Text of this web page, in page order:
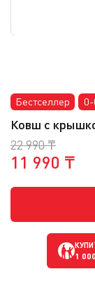
Бестселлер
Ковш с
22 990 ₸
11 990 ₸
1 000